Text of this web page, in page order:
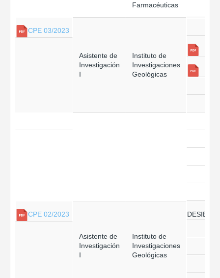
Farmacéuticas
CPE 03/2023
Asistente de
Investigación
I
Instituto de
Investigaciones
Geológicas
CPE 02/2023
Asistente de
Investigación
I
Instituto de
Investigaciones
Geológicas
DESIERTA